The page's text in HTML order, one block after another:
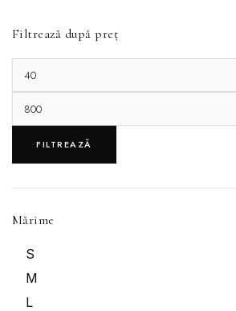
Filtrează după preț
FILTREAZĂ
Mărime
S
M
L